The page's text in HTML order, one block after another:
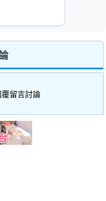
留言討論